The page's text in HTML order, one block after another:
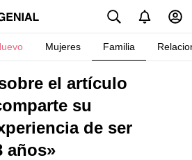
Mujeres Familia
el artículo
su
de ser
años»